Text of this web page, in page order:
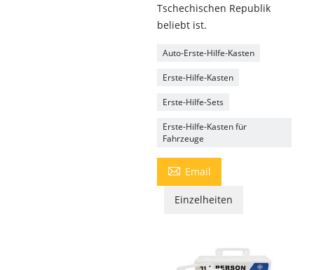
Tschechischen Republik
beliebt ist.
Auto-Erste-Hilfe-Kasten
Erste-Hilfe-Kasten
Erste-Hilfe-Sets
Erste-Hilfe-Kasten für
Fahrzeuge
 Email
Einzelheiten